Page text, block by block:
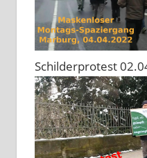
Schilderprotest